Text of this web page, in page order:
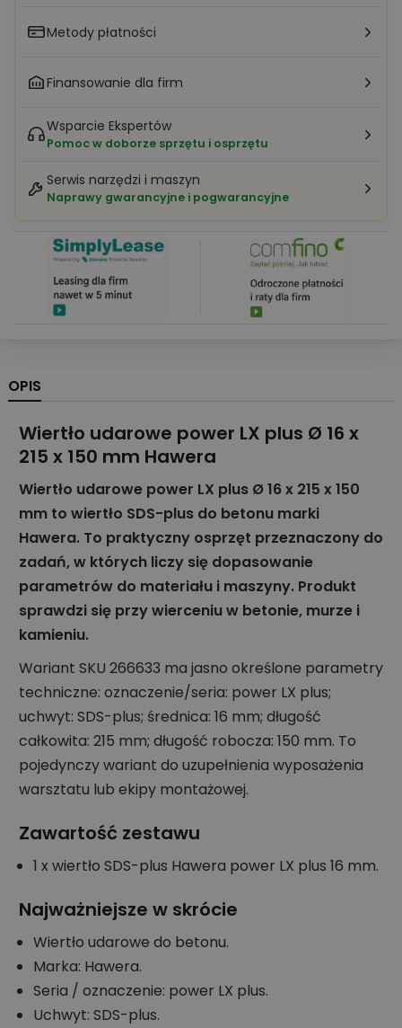
Metody płatności
Finansowanie dla firm
Wsparcie Ekspertów
Pomoc w doborze sprzętu i osprzętu
Serwis narzędzi i maszyn
Naprawy gwarancyjne i pogwarancyjne
OPIS
Wiertło udarowe power LX plus Ø 16 x
215 x 150 mm Hawera
Wiertło udarowe power LX plus Ø 16 x 215 x 150
mm to wiertło SDS-plus do betonu marki
Hawera. To praktyczny osprzęt przeznaczony do
zadań, w których liczy się dopasowanie
parametrów do materiału i maszyny. Produkt
sprawdzi się przy wierceniu w betonie, murze i
kamieniu.
Wariant SKU 266633 ma jasno określone parametry
techniczne: oznaczenie/seria: power LX plus;
uchwyt: SDS-plus; średnica: 16 mm; długość
całkowita: 215 mm; długość robocza: 150 mm. To
pojedynczy wariant do uzupełnienia wyposażenia
warsztatu lub ekipy montażowej.
Zawartość zestawu
1 x wiertło SDS-plus Hawera power LX plus 16 mm.
Najważniejsze w skrócie
Wiertło udarowe do betonu.
Marka: Hawera.
Seria / oznaczenie: power LX plus.
Uchwyt: SDS-plus.